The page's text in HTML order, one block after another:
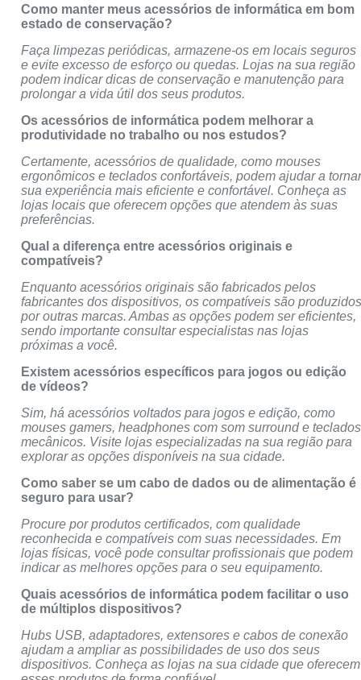
Como manter meus acessórios de informática em bom
estado de conservação?
Faça limpezas periódicas, armazene-os em locais seguros
e evite excesso de esforço ou quedas. Lojas na sua região
podem indicar dicas de conservação e manutenção para
prolongar a vida útil dos seus produtos.
Os acessórios de informática podem melhorar a
produtividade no trabalho ou nos estudos?
Certamente, acessórios de qualidade, como mouses
ergonômicos e teclados confortáveis, podem ajudar a
sua experiência mais eficiente e confortável. Conheça as
lojas locais que oferecem opções que atendem às suas
preferências.
Qual a diferença entre acessórios originais e
compatíveis?
Enquanto acessórios originais são fabricados pelos
fabricantes dos dispositivos, os compatíveis são
por outras marcas. Ambas as opções podem ser eficientes,
sendo importante consultar especialistas nas lojas
próximas a você.
Existem acessórios específicos para jogos ou edição
de vídeos?
Sim, há acessórios voltados para jogos e edição, como
mouses gamers, headphones com som surround e teclados
mecânicos. Visite lojas especializadas na sua região para
explorar as opções disponíveis na sua cidade.
Como saber se um cabo de dados ou de alimentação é
seguro para usar?
Procure por produtos certificados, com qualidade
reconhecida e compatíveis com suas necessidades. Em
lojas físicas, você pode consultar profissionais que podem
indicar as melhores opções para o seu equipamento.
Quais acessórios de informática podem facilitar o uso
de múltiplos dispositivos?
Hubs USB, adaptadores, extensores e cabos de conexão
ajudam a ampliar as possibilidades de uso dos seus
dispositivos. Conheça as lojas na sua cidade que oferecem